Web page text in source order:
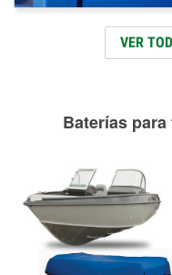
VER
Baterías